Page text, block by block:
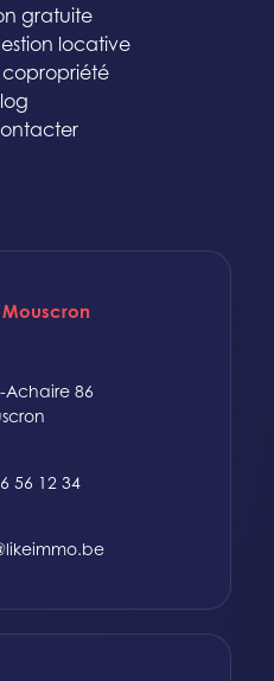
gratuite
locative
Achaire 86
56 12 34